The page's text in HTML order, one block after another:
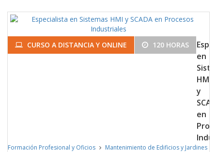
CURSO A DISTANCIA Y ONLINE 120 HORAS
en
HMI
y
en
Formación Profesional y Oficios Mantenimiento de Edificios y Jardines